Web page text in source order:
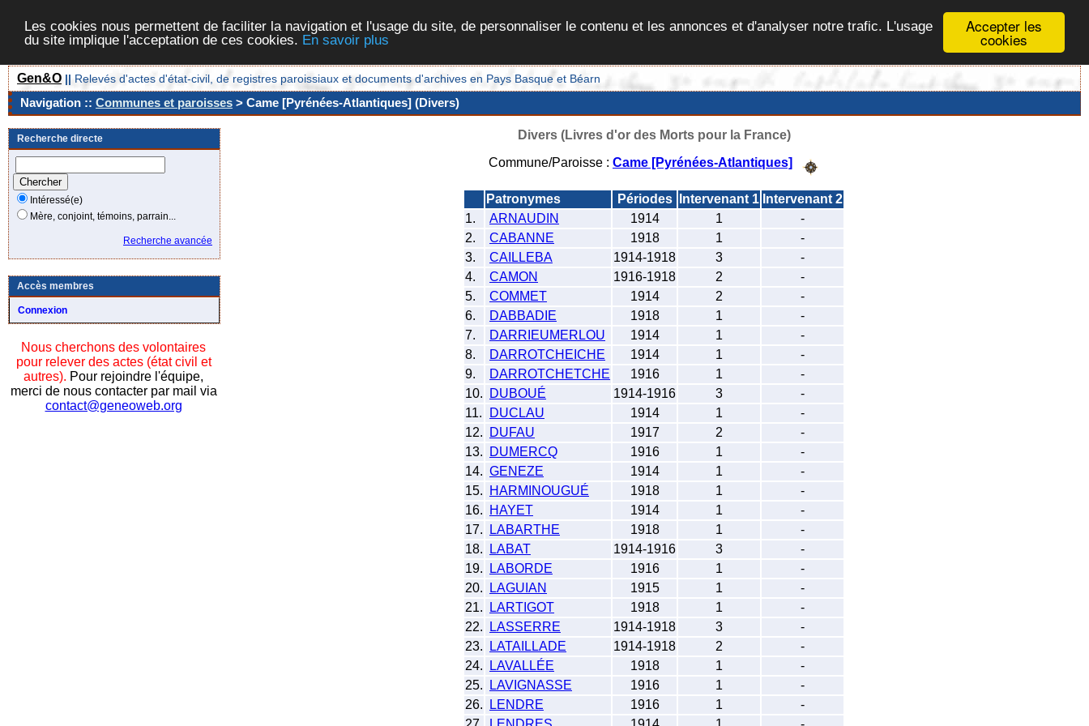
Accepter les
cookies
Les cookies nous permettent de faciliter la navigation et l'usage du site, de personnaliser le contenu et les annonces et d'analyser notre trafic. L'usage
du site implique l'acceptation de ces cookies. En savoir plus
Gen&O || Relevés d'actes d'état-civil, de registres paroissiaux et documents d'archives en Pays Basque et Béarn
Navigation :: Communes et paroisses > Came [Pyrénées-Atlantiques] (Divers)
Recherche directe
Intéressé(e)
Mère, conjoint, témoins, parrain...
Recherche avancée
Accès membres
Connexion
Nous cherchons des volontaires
pour relever des actes (état civil et
autres). Pour rejoindre l'équipe,
merci de nous contacter par mail via
contact@geneoweb.org
Divers (Livres d'or des Morts pour la France)
Commune/Paroisse : Came [Pyrénées-Atlantiques]
Patronymes Périodes Intervenant 1 Intervenant 2
1.
ARNAUDIN 1914 1
-
2.
CABANNE 1918 1
-
3.
CAILLEBA 1914-1918 3
-
4.
CAMON 1916-1918 2
-
5.
COMMET 1914 2
-
6.
DABBADIE 1918 1
-
7.
DARRIEUMERLOU 1914 1
-
8.
DARROTCHEICHE 1914 1
-
9.
DARROTCHETCHE 1916 1
-
10.
DUBOUÉ 1914-1916 3
-
11.
DUCLAU 1914 1
-
12.
DUFAU 1917 2
-
13.
DUMERCQ 1916 1
-
14. GENEZE 1914 1
-
15.
HARMINOUGUÉ 1918 1
-
16.
HAYET 1914 1
-
17.
LABARTHE 1918 1
-
18.
LABAT 1914-1916 3
-
19.
LABORDE 1916 1
-
20.
LAGUIAN 1915 1
-
21.
LARTIGOT 1918 1
-
22.
LASSERRE 1914-1918 3
-
23.
LATAILLADE 1914-1918 2
-
24.
LAVALLÉE 1918 1
-
25.
LAVIGNASSE 1916 1
-
26.
LENDRE 1916 1
-